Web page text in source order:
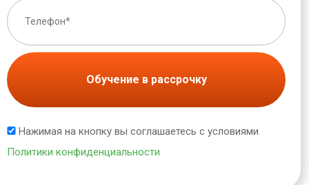
Обучение в рассрочку
Нажимая на кнопку вы соглашаетесь с условиями
Политики конфиденциальности